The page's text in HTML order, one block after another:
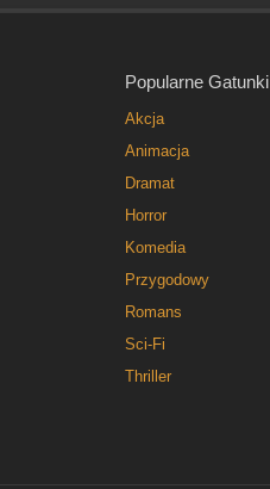
Popularne Gatunki
Akcja
Animacja
Dramat
Horror
Komedia
Przygodowy
Romans
Sci-Fi
Thriller